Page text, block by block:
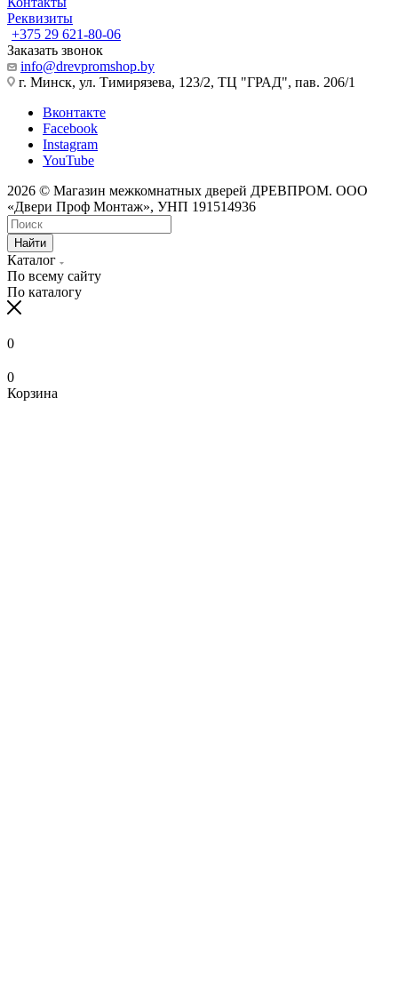
Реквизиты
+375 29 621-80-06
Заказать звонок
info@drevpromshop.by
г. Минск, ул. Тимирязева, 123/2, ТЦ "ГРАД", пав. 206/1
Вконтакте
Facebook
Instagram
YouTube
2026 © Магазин межкомнатных дверей ДРЕВПРОМ. ООО
«Двери Проф Монтаж», УНП 191514936
Найти
Каталог
По всему сайту
По каталогу
0
0
Корзина